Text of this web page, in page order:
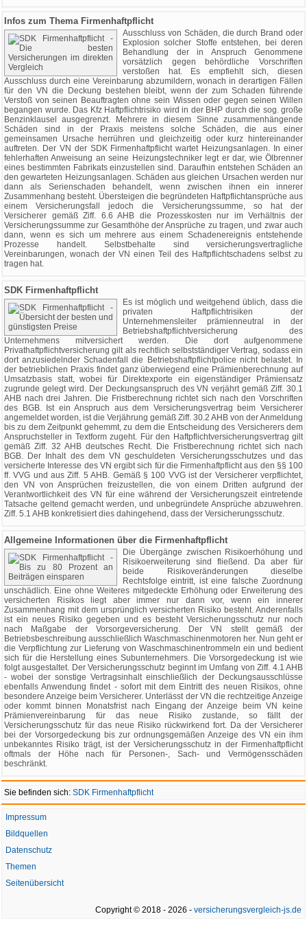
Infos zum Thema Firmenhaftpflicht
Ausschluss von Schäden, die durch Brand oder
Explosion solcher Stoffe entstehen, bei deren
Behandlung der in Anspruch Genommene
vorsätzlich gegen behördliche Vorschriften
verstoßen hat. Es empfiehlt sich, diesen
Ausschluss durch eine Vereinbarung abzumildern, wonach in derartigen Fällen
für den VN die Deckung bestehen bleibt, wenn der zum Schaden führende
Verstoß von seinen Beauftragten ohne sein Wissen oder gegen seinen Willen
begangen wurde. Das Kfz Haftpflichtrisiko wird in der BHP durch die sog. große
Benzinklausel ausgegrenzt. Mehrere in diesem Sinne zusammenhängende
Schäden sind in der Praxis meistens solche Schäden, die aus einer
gemeinsamen Ursache herrühren und gleichzeitig oder kurz hintereinander
auftreten. Der VN der SDK Firmenhaftpflicht wartet Heizungsanlagen. In einer
fehlerhaften Anweisung an seine Heizungstechniker legt er dar, wie Ölbrenner
eines bestimmten Fabrikats einzustellen sind. Daraufhin entstehen Schäden an
den gewarteten Heizungsanlagen. Schäden aus gleichen Ursachen werden nur
dann als Serienschaden behandelt, wenn zwischen ihnen ein innerer
Zusammenhang besteht. Übersteigen die begründeten Haftpflichtansprüche aus
einem Versicherungsfall jedoch die Versicherungssumme, so hat der
Versicherer gemäß Ziff. 6.6 AHB die Prozesskosten nur im Verhältnis der
Versicherungssumme zur Gesamthöhe der Ansprüche zu tragen, und zwar auch
dann, wenn es sich um mehrere aus einem Schadenereignis entstehende
Prozesse handelt. Selbstbehalte sind versicherungsvertragliche
Vereinbarungen, wonach der VN einen Teil des Haftpflichtschadens selbst zu
tragen hat.
SDK Firmenhaftpflicht
Es ist möglich und weitgehend üblich, dass die
privaten Haftpflichtrisiken der
Unternehmensleiter prämienneutral in der
Betriebshaftpflichtversicherung des
Unternehmens mitversichert werden. Die dort aufgenommene
Privathaftpflichtversicherung gilt als rechtlich selbstständiger Vertrag, sodass ein
dort anzusiedelnder Schadenfall die Betriebshaftpflichtpolice nicht belastet. In
der betrieblichen Praxis findet ganz überwiegend eine Prämienberechnung auf
Umsatzbasis statt, wobei für Direktexporte ein eigenständiger Prämiensatz
zugrunde gelegt wird. Der Deckungsanspruch des VN verjährt gemäß Ziff. 30.1
AHB nach drei Jahren. Die Fristberechnung richtet sich nach den Vorschriften
des BGB. Ist ein Anspruch aus dem Versicherungsvertrag beim Versicherer
angemeldet worden, ist die Verjährung gemäß Ziff. 30.2 AHB von der Anmeldung
bis zu dem Zeitpunkt gehemmt, zu dem die Entscheidung des Versicherers dem
Anspruchsteller in Textform zugeht. Für den Haftpflichtversicherungsvertrag gilt
gemäß Ziff. 32 AHB deutsches Recht. Die Fristberechnung richtet sich nach
BGB. Der Inhalt des dem VN geschuldeten Versicherungsschutzes und das
versicherte Interesse des VN ergibt sich für die Firmenhaftpflicht aus den §§ 100
ff. VVG und aus Ziff. 5 AHB. Gemäß § 100 VVG ist der Versicherer verpflichtet,
den VN von Ansprüchen freizustellen, die von einem Dritten aufgrund der
Verantwortlichkeit des VN für eine während der Versicherungszeit eintretende
Tatsache geltend gemacht werden, und unbegründete Ansprüche abzuwehren.
Ziff. 5.1 AHB konkretisiert dies dahingehend, dass der Versicherungsschutz.
Allgemeine Informationen über die Firmenhaftpflicht
Die Übergänge zwischen Risikoerhöhung und
Risikoerweiterung sind fließend. Da aber für
beide Risikoveränderungen dieselbe
Rechtsfolge eintritt, ist eine falsche Zuordnung
unschädlich. Eine ohne Weiteres mitgedeckte Erhöhung oder Erweiterung des
versicherten Risikos liegt aber immer nur dann vor, wenn ein innerer
Zusammenhang mit dem ursprünglich versicherten Risiko besteht. Anderenfalls
ist ein neues Risiko gegeben und es besteht Versicherungsschutz nur noch
nach Maßgabe der Vorsorgeversicherung. Der VN stellt gemäß der
Betriebsbeschreibung ausschließlich Waschmaschinenmotoren her. Nun geht er
die Verpflichtung zur Lieferung von Waschmaschinentrommeln ein und bedient
sich für die Herstellung eines Subunternehmers. Die Vorsorgedeckung ist wie
folgt ausgestaltet. Der Versicherungsschutz beginnt im Umfang von Ziff. 4.1 AHB
- wobei der sonstige Vertragsinhalt einschließlich der Deckungsausschlüsse
ebenfalls Anwendung findet - sofort mit dem Eintritt des neuen Risikos, ohne
besondere Anzeige beim Versicherer. Unterlässt der VN die rechtzeitige Anzeige
oder kommt binnen Monatsfrist nach Eingang der Anzeige beim VN keine
Prämienvereinbarung für das neue Risiko zustande, so fällt der
Versicherungsschutz für das neue Risiko rückwirkend fort. Da der Versicherer
bei der Vorsorgedeckung bis zur ordnungsgemäßen Anzeige des VN ein ihm
unbekanntes Risiko trägt, ist der Versicherungsschutz in der Firmenhaftpflicht
oftmals der Höhe nach für Personen-, Sach- und Vermögensschäden
beschränkt.
Sie befinden sich: SDK Firmenhaftpflicht
Impressum
Bildquellen
Datenschutz
Themen
Seitenübersicht
Copyright © 2018 - 2026 - versicherungsvergleich-js.de